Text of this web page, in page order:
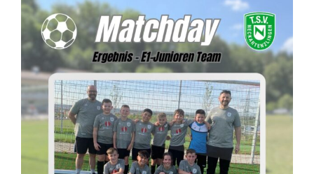
View
Larger
Image